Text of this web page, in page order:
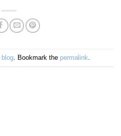
blog. Bookmark the permalink